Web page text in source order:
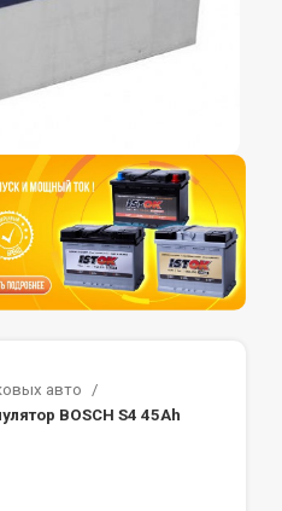
авто
BOSCH S4 45Ah